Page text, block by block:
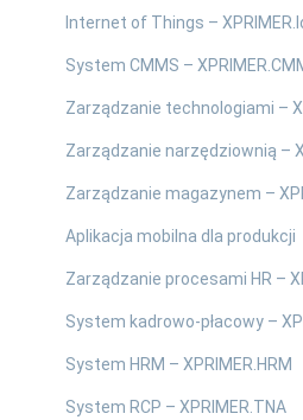
Internet of Things –
System CMMS –
Zarządzanie technologiami –
Zarządzanie narzędziownią –
Zarządzanie magazynem –
Aplikacja mobilna dla produkcji
Zarządzanie procesami HR –
System kadrowo-płacowy –
System HRM – XPRIMER.HRM
System RCP – XPRIMER.TNA